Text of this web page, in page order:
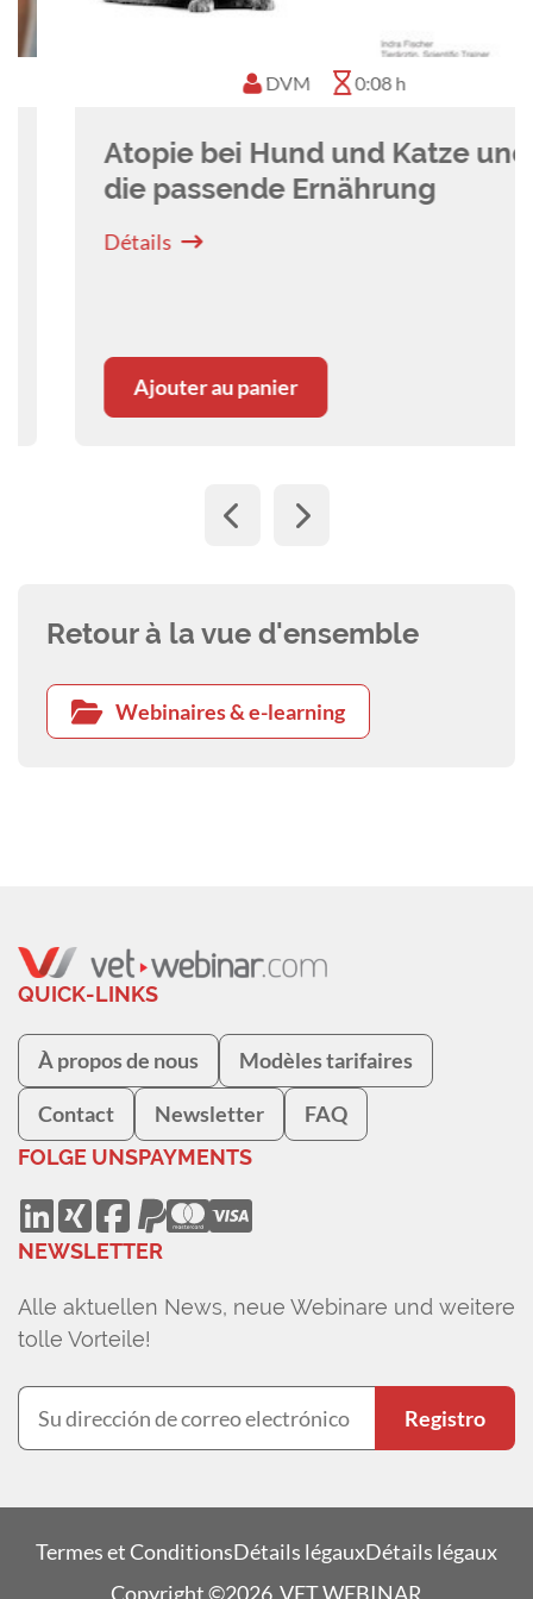
DVM 0:08 h
Atopie bei Hund und Katze und
die passende Ernährung
Détails
Ajouter au panier
Retour à la vue d'ensemble
Webinaires & e-learning
QUICK-LINKS
À propos de nous Modèles tarifaires
Contact Newsletter FAQ
FOLGE UNSPAYMENTS
NEWSLETTER
Alle aktuellen News, neue Webinare und weitere
tolle Vorteile!
Registro
Termes et ConditionsDétails légauxDétails légaux
Copyright ©2026 VET WEBINAR